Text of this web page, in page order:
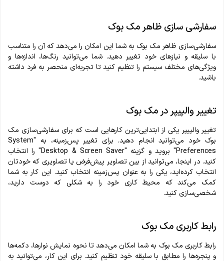
سفارشی سازی ظاهر مک بوک
سفارشی‌سازی ظاهر مک بوک به شما این امکان را می‌دهد که آن را متناسب
با سلیقه و نیازهای خود تغییر دهید. شما می‌توانید رنگ‌ها، اندازه‌ها و
ویژگی‌های مختلف سیستم را تنظیم کنید تا تجربه‌ای منحصر به فرد داشته
باشید.
تغییر والپیپر در مک بوک
تغییر والپیپر یکی از ابتدایی‌ترین کارهایی است که برای سفارشی‌سازی مک
بوک خود می‌توانید انجام دهید. برای تغییر پس‌زمینه، به "System
Preferences" بروید و گزینه "Desktop & Screen Saver" را انتخاب
کنید. در اینجا، می‌توانید از بین تصاویر پیش‌فرض یا تصاویری که خودتان
انتخاب کرده‌اید، یکی را به عنوان پس‌زمینه انتخاب کنید. این کار به شما
کمک می‌کند که محیط کاری خود را به شکلی که دوست دارید،
شخصی‌سازی کنید.
رابط کاربری مک بوک
رابط کاربری مک بوک به شما امکان می‌دهد تا نحوه نمایش نوارها، دکمه‌ها
و پنجره‌ها را مطابق با سلیقه خود تنظیم کنید. برای این کار، می‌توانید به